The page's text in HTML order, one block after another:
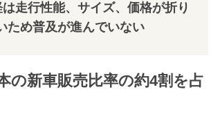
走行性能、サイズ、価格が折り
ため普及が進んでいない
の新車販売比率の約4割を占